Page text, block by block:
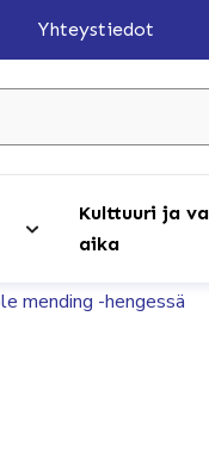
Yhteystiedot
Kulttuuri ja
aika
mending -hengessä